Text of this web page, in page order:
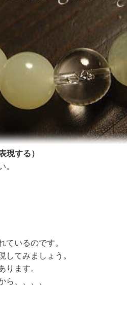
現する）
。
ているのです。
してみましょう。
ります。
ら、、、、